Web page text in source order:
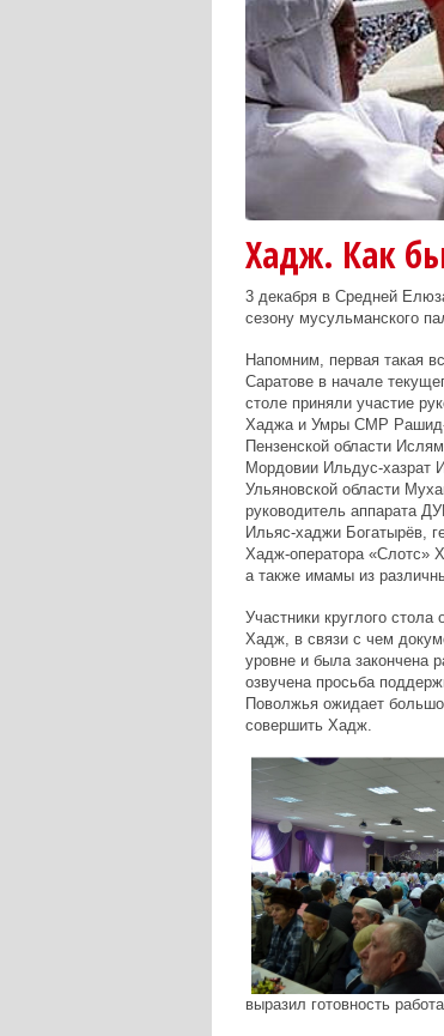
Хадж. Как
3 декабря в Средней
сезону мусульманского
Напомним, первая такая
Саратове в начале
столе приняли участие
Хаджа и Умры СМР Рашид-
Пензенской области
Мордовии Ильдус-хазрат
Ульяновской области
руководитель аппарата
Ильяс-хаджи Богатырёв,
Хадж-оператора «Слотс»
а также имамы из
Участники круглого
Хадж, в связи с чем
уровне и была закончена
озвучена просьба
Поволжья ожидает
совершить Хадж.
выразил готовность